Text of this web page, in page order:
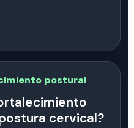
postural
cervical?